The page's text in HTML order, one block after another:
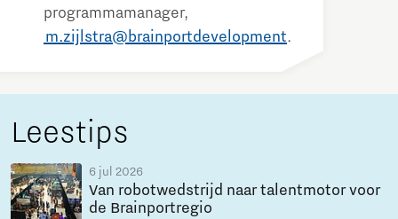
programmamanager,
m.zijlstra@brainportdevelopment.
Leestips
6 jul 2026
Van robotwedstrijd naar talentmotor voor
de Brainportregio